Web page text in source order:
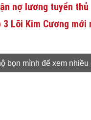
nợ lương tuyển thủ
3 Lõi Kim Cương
bọn mình để xem